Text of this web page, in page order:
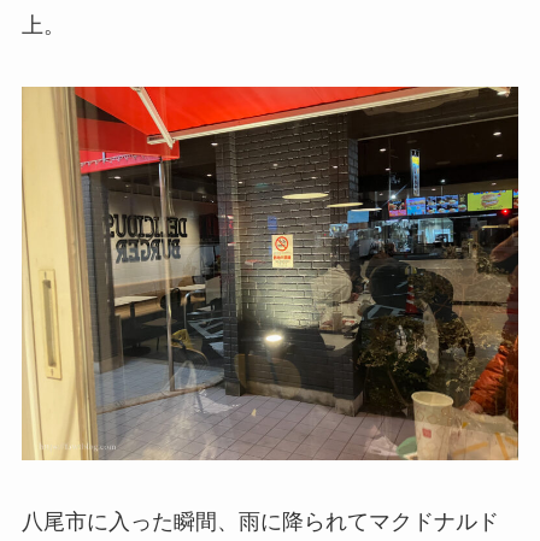
上。
八尾市に入った瞬間、雨に降られてマクドナルド